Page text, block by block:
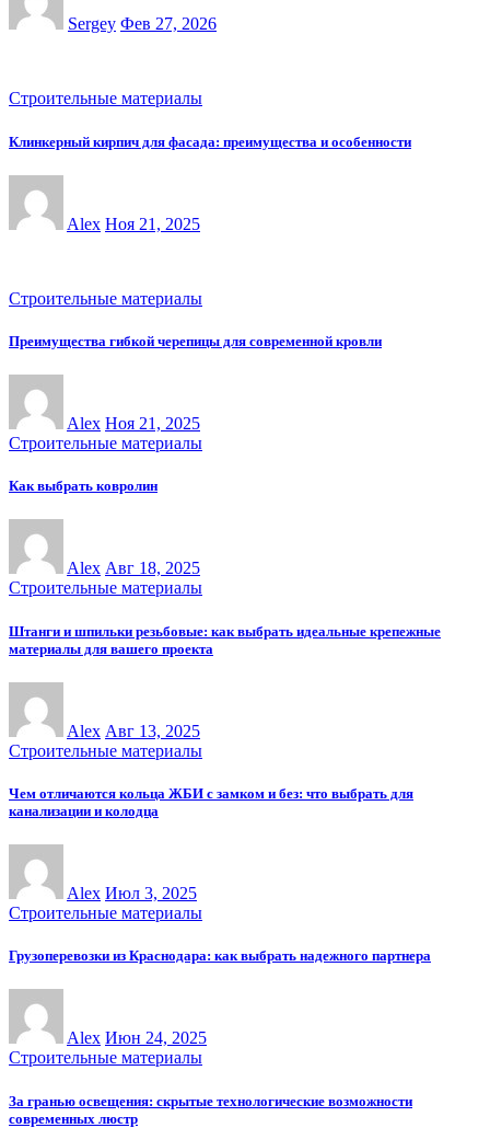
Sergey Фев 27, 2026
Строительные материалы
Клинкерный кирпич для фасада: преимущества и особенности
Alex Ноя 21, 2025
Строительные материалы
Преимущества гибкой черепицы для современной кровли
Alex Ноя 21, 2025
Строительные материалы
Как выбрать ковролин
Alex Авг 18, 2025
Строительные материалы
Штанги и шпильки резьбовые: как выбрать идеальные крепежные
материалы для вашего проекта
Alex Авг 13, 2025
Строительные материалы
Чем отличаются кольца ЖБИ с замком и без: что выбрать для
канализации и колодца
Alex Июл 3, 2025
Строительные материалы
Грузоперевозки из Краснодара: как выбрать надежного партнера
Alex Июн 24, 2025
Строительные материалы
За гранью освещения: скрытые технологические возможности
современных люстр